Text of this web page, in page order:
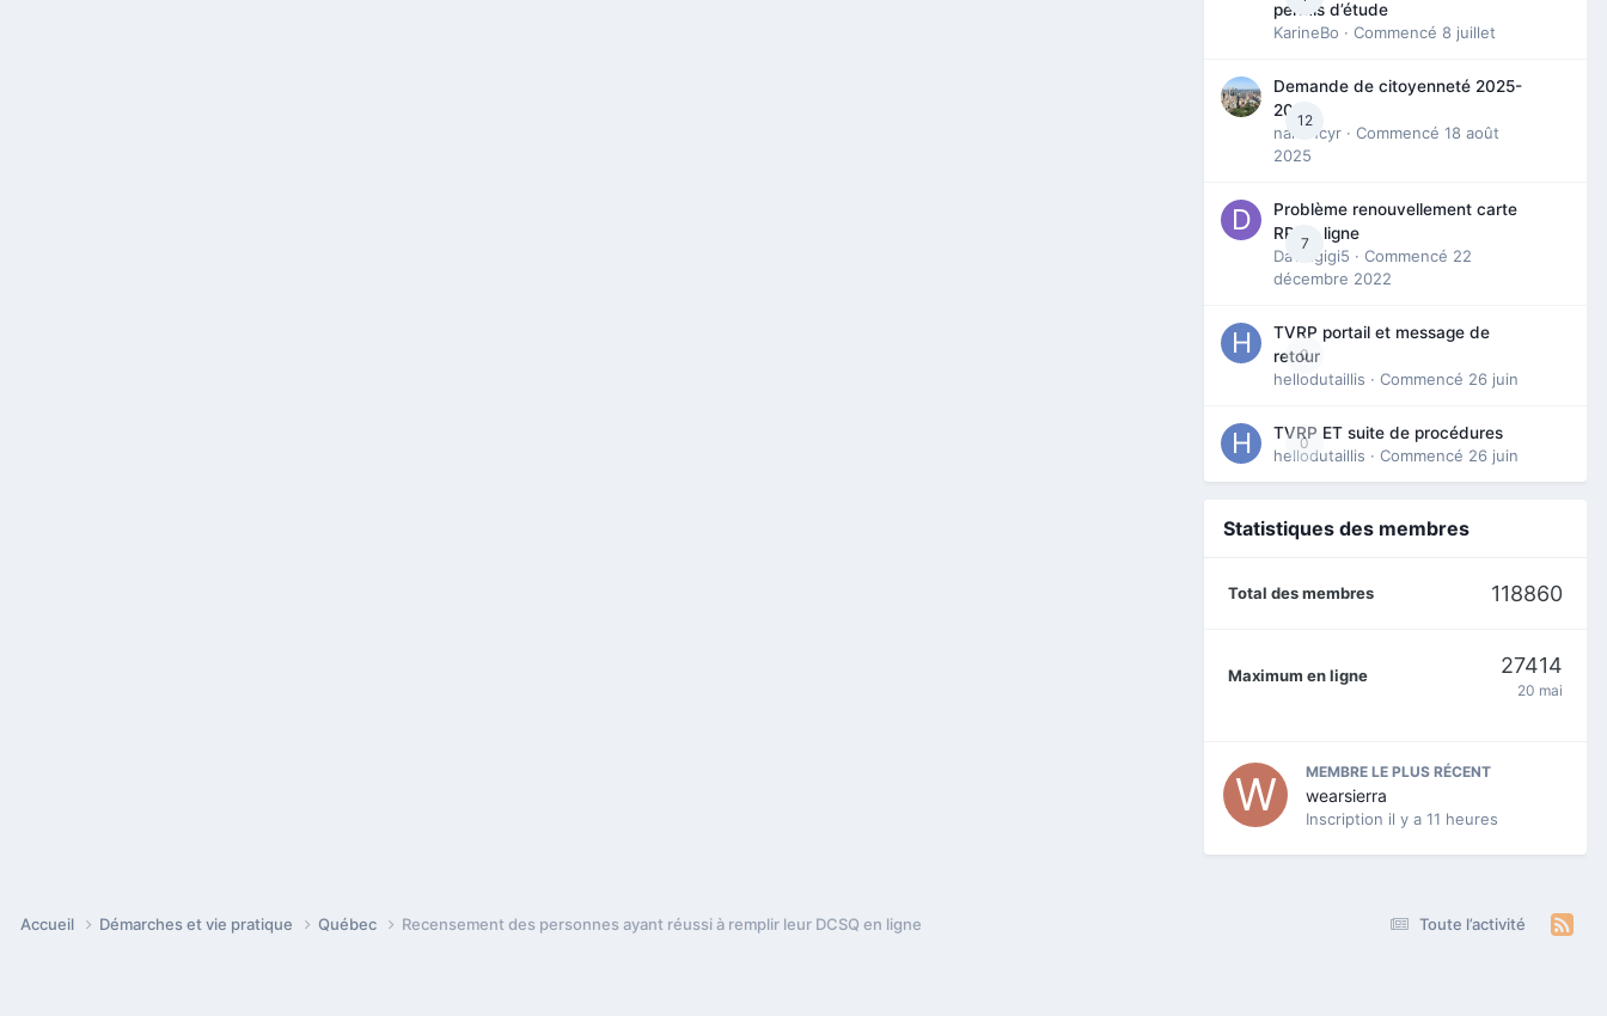
permis d’étude
KarineBo · Commencé 8 juillet
12
Demande de citoyenneté 2025-
2026
nanancyr · Commencé 18 août
2025
7
Problème renouvellement carte
RP en ligne
Davidgigi5 · Commencé 22
décembre 2022
0
TVRP portail et message de
retour
hellodutaillis · Commencé 26 juin
0
TVRP ET suite de procédures
hellodutaillis · Commencé 26 juin
Statistiques des membres
Total des membres 118860
Maximum en ligne 27414
20 mai
MEMBRE LE PLUS RÉCENT
wearsierra
Inscription il y a 11 heures
Toute l’activité
Accueil Démarches et vie pratique Québec Recensement des personnes ayant réussi à remplir leur DCSQ en ligne